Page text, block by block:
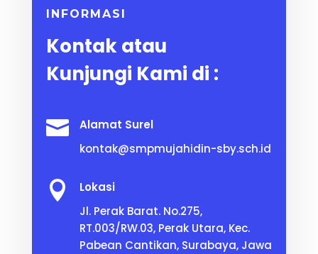
INFORMASI
Kontak atau
Kunjungi Kami di :

Alamat Surel
kontak@smpmujahidin-sby.sch.id

Lokasi
Jl. Perak Barat. No.275,
RT.003/RW.03, Perak Utara, Kec.
Pabean Cantikan, Surabaya, Jawa